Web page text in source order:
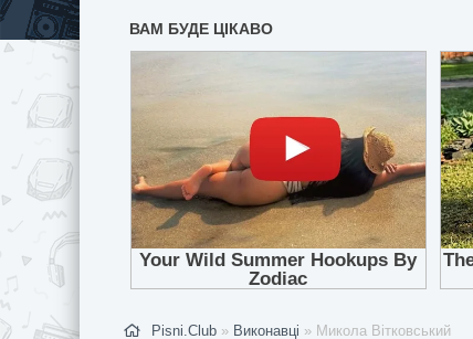
Pisni.Club » Виконавці » Микола Вітковський